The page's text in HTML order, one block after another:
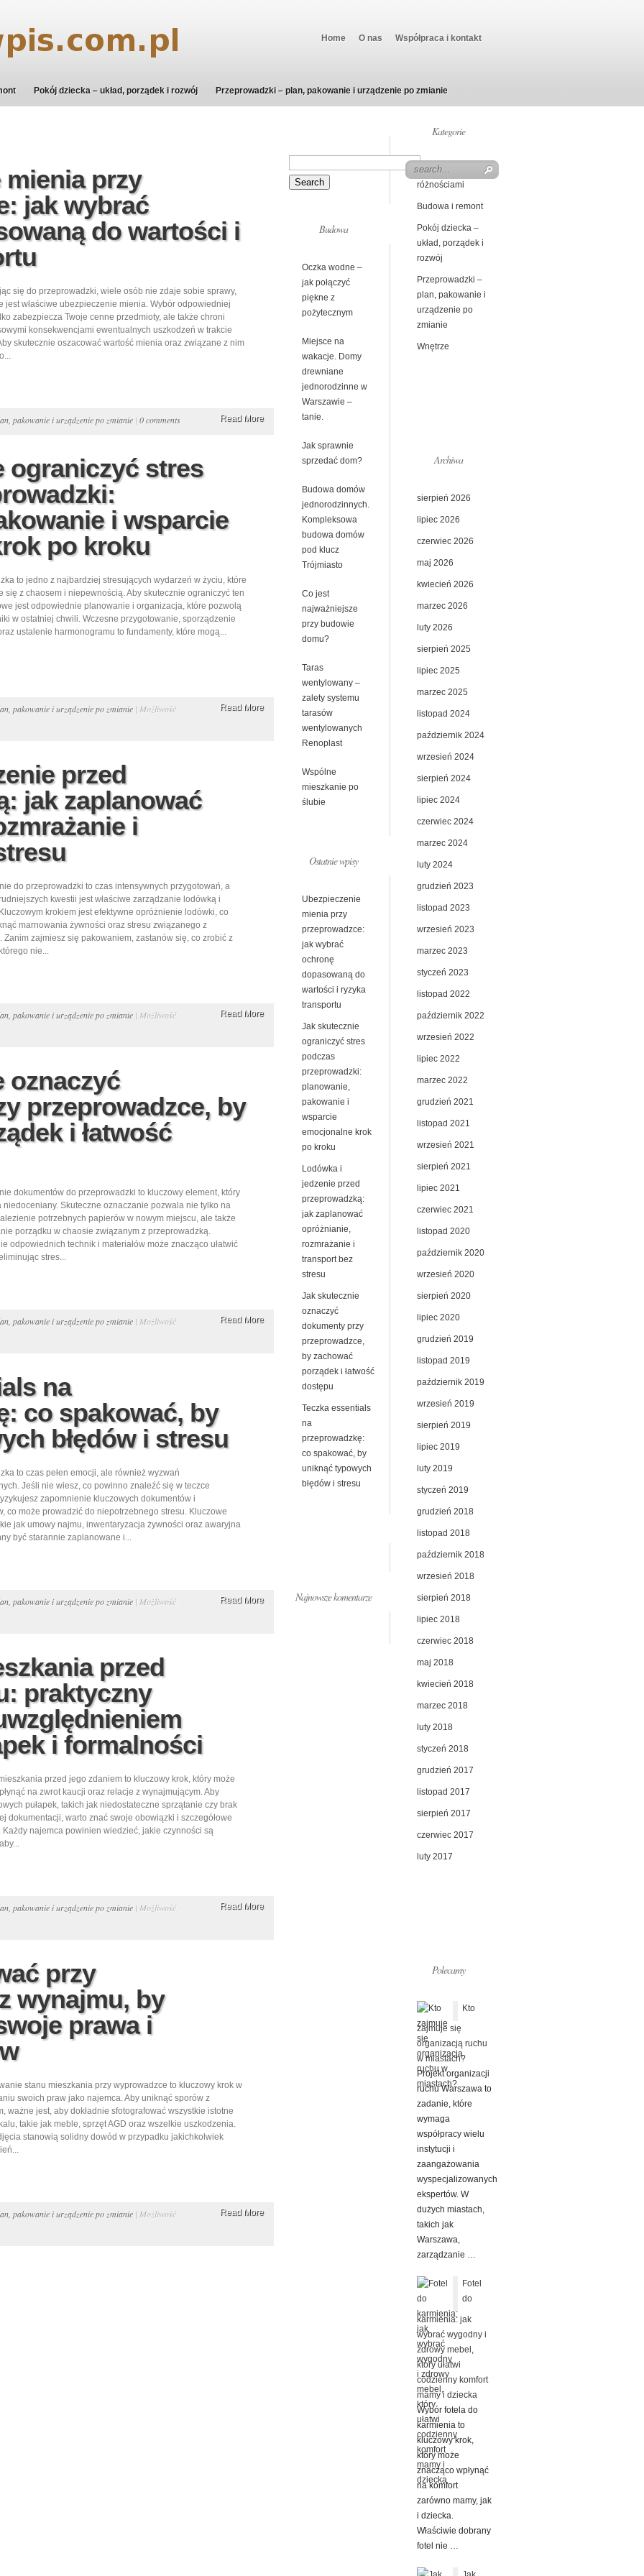
Home O nas Współpraca i kontakt
Pokój dziecka – układ, porządek i rozwój Przeprowadzki – plan, pakowanie i urządzenie po zmianie
mienia przy
jak wybrać
do wartości i
się do przeprowadzki, wiele osób nie zdaje sobie sprawy,
jest właściwe ubezpieczenie mienia. Wybór odpowiedniej
zabezpiecza Twoje cenne przedmioty, ale także chroni
konsekwencjami ewentualnych uszkodzeń w trakcie
skutecznie oszacować wartość mienia oraz związane z nim
pakowanie i urządzenie po zmianie | 0 comments Read More
ograniczyć stres
i wsparcie
po kroku
to jedno z najbardziej stresujących wydarzeń w życiu, które
się z chaosem i niepewnością. Aby skutecznie ograniczyć ten
jest odpowiednie planowanie i organizacja, które pozwolą
w ostatniej chwili. Wczesne przygotowanie, sporządzenie
ustalenie harmonogramu to fundamenty, które mogą...
pakowanie i urządzenie po zmianie | Możliwość
Read More
przed
jak zaplanować
i
do przeprowadzki to czas intensywnych przygotowań, a
kwestii jest właściwe zarządzanie lodówką i
krokiem jest efektywne opróżnienie lodówki, co
marnowania żywności oraz stresu związanego z
Zanim zajmiesz się pakowaniem, zastanów się, co zrobić z
nie...
pakowanie i urządzenie po zmianie | Możliwość
Read More
oznaczyć
przeprowadzce, by
i łatwość
dokumentów do przeprowadzki to kluczowy element, który
niedoceniany. Skuteczne oznaczanie pozwala nie tylko na
potrzebnych papierów w nowym miejscu, ale także
porządku w chaosie związanym z przeprowadzką.
odpowiednich technik i materiałów może znacząco ułatwić
stres...
pakowanie i urządzenie po zmianie | Możliwość
Read More
na
co spakować, by
błędów i stresu
to czas pełen emocji, ale również wyzwań
Jeśli nie wiesz, co powinno znaleźć się w teczce
zapomnienie kluczowych dokumentów i
co może prowadzić do niepotrzebnego stresu. Kluczowe
jak umowy najmu, inwentaryzacja żywności oraz awaryjna
być starannie zaplanowane i...
pakowanie i urządzenie po zmianie | Możliwość
Read More
przed
praktyczny
i formalności
przed jego zdaniem to kluczowy krok, który może
na zwrot kaucji oraz relacje z wynajmującym. Aby
pułapek, takich jak niedostateczne sprzątanie czy brak
dokumentacji, warto znać swoje obowiązki i szczegółowe
Każdy najemca powinien wiedzieć, jakie czynności są
pakowanie i urządzenie po zmianie | Możliwość
Read More
przy
wynajmu, by
prawa i
stanu mieszkania przy wyprowadzce to kluczowy krok w
swoich praw jako najemca. Aby uniknąć sporów z
ważne jest, aby dokładnie sfotografować wszystkie istotne
takie jak meble, sprzęt AGD oraz wszelkie uszkodzenia.
stanowią solidny dowód w przypadku jakichkolwiek
pakowanie i urządzenie po zmianie | Możliwość
Read More
Budowa
Oczka wodne –
jak połączyć
piękne z
pożytecznym
Miejsce na
wakacje. Domy
drewniane
jednorodzinne w
Warszawie –
tanie.
Jak sprawnie
sprzedać dom?
Budowa domów
jednorodzinnych.
Kompleksowa
budowa domów
pod klucz
Trójmiasto
Co jest
najważniejsze
przy budowie
domu?
Taras
wentylowany –
zalety systemu
tarasów
wentylowanych
Renoplast
Wspólne
mieszkanie po
ślubie
Ostatnie wpisy
Ubezpieczenie
mienia przy
przeprowadzce:
jak wybrać
ochronę
dopasowaną do
wartości i ryzyka
transportu
Jak skutecznie
ograniczyć stres
podczas
przeprowadzki:
planowanie,
pakowanie i
wsparcie
emocjonalne krok
po kroku
Lodówka i
jedzenie przed
przeprowadzką:
jak zaplanować
opróżnianie,
rozmrażanie i
transport bez
stresu
Jak skutecznie
oznaczyć
dokumenty przy
przeprowadzce,
by zachować
porządek i łatwość
dostępu
Teczka essentials
na
przeprowadzkę:
co spakować, by
uniknąć typowych
błędów i stresu
Najnowsze komentarze
Kategorie
Beczka z
różnościami
Budowa i remont
Pokój dziecka –
układ, porządek i
rozwój
Przeprowadzki –
plan, pakowanie i
urządzenie po
zmianie
Wnętrze
Archiwa
sierpień 2026
lipiec 2026
czerwiec 2026
maj 2026
kwiecień 2026
marzec 2026
luty 2026
sierpień 2025
lipiec 2025
marzec 2025
listopad 2024
październik 2024
wrzesień 2024
sierpień 2024
lipiec 2024
czerwiec 2024
marzec 2024
luty 2024
grudzień 2023
listopad 2023
wrzesień 2023
marzec 2023
styczeń 2023
listopad 2022
październik 2022
wrzesień 2022
lipiec 2022
marzec 2022
grudzień 2021
listopad 2021
wrzesień 2021
sierpień 2021
lipiec 2021
czerwiec 2021
listopad 2020
październik 2020
wrzesień 2020
sierpień 2020
lipiec 2020
grudzień 2019
listopad 2019
październik 2019
wrzesień 2019
sierpień 2019
lipiec 2019
luty 2019
styczeń 2019
grudzień 2018
listopad 2018
październik 2018
wrzesień 2018
sierpień 2018
lipiec 2018
czerwiec 2018
maj 2018
kwiecień 2018
marzec 2018
luty 2018
styczeń 2018
grudzień 2017
listopad 2017
sierpień 2017
czerwiec 2017
luty 2017
Polecamy
Kto
zajmuje się
organizacją ruchu
w miastach?
Projekt organizacji
ruchu Warszawa to
zadanie, które
wymaga
współpracy wielu
instytucji i
zaangażowania
wyspecjalizowanych
ekspertów. W
dużych miastach,
takich jak
Warszawa,
zarządzanie …
Fotel
do
karmienia: jak
wybrać wygodny i
zdrowy mebel,
który ułatwi
codzienny komfort
mamy i dziecka
Wybór fotela do
karmienia to
kluczowy krok,
który może
znacząco wpłynąć
na komfort
zarówno mamy, jak
i dziecka.
Właściwie dobrany
fotel nie …